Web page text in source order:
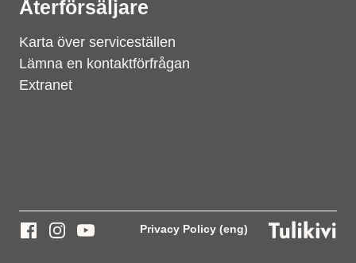
Återförsäljare
Karta över serviceställen
Lämna en kontaktförfrågan
Extranet
Privacy Policy (eng)